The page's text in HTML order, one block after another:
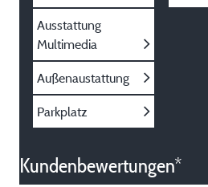
Ausstattung
Multimedia
Außenaustattung
Parkplatz
Kundenbewertungen*